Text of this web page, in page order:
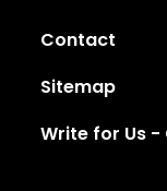
Contact
Sitemap
Write for Us -